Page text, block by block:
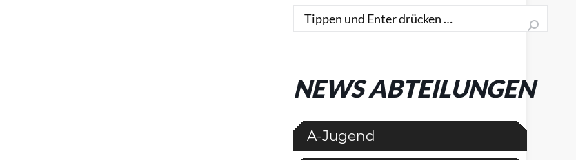
Search:
NEWS ABTEILUNGEN
A-Jugend